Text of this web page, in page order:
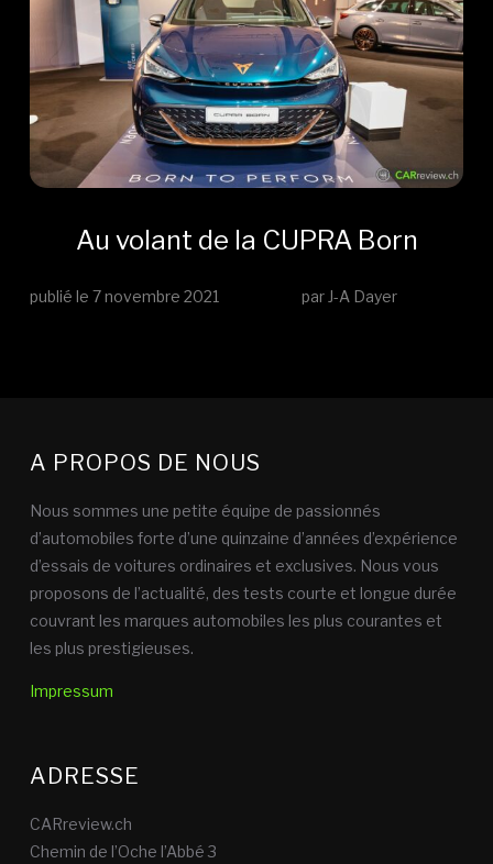
Au volant de la CUPRA Born
publié le 7 novembre 2021 par J-A Dayer
A PROPOS DE NOUS
Nous sommes une petite équipe de passionnés
d’automobiles forte d’une quinzaine d’années d’expérience
d’essais de voitures ordinaires et exclusives. Nous vous
proposons de l’actualité, des tests courte et longue durée
couvrant les marques automobiles les plus courantes et
les plus prestigieuses.
Impressum
ADRESSE
CARreview.ch
Chemin de l’Oche l’Abbé 3